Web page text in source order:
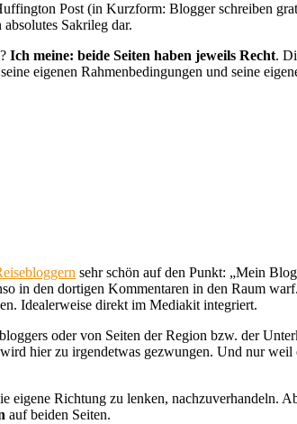
Post (in Kurzform: Blogger schreiben
Sakrileg dar.
Ich meine: beide Seiten haben jeweils Recht.
eigenen Rahmenbedingungen und seine
sehr schön auf den Punkt: „Mein
in den dortigen Kommentaren in den Raum
Idealerweise direkt im Mediakit integriert.
oder von Seiten der Region bzw. der
hier zu irgendetwas gezwungen. Und nur
eigene Richtung zu lenken, nachzuverhandeln.
auf beiden Seiten.